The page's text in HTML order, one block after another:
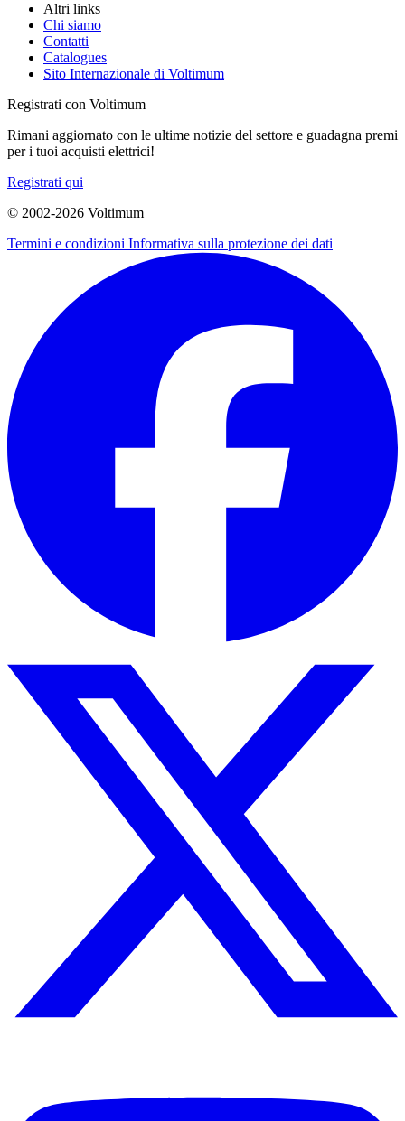
Altri links
Chi siamo
Contatti
Catalogues
Sito Internazionale di Voltimum
Registrati con Voltimum
Rimani aggiornato con le ultime notizie del settore e guadagna premi
per i tuoi acquisti elettrici!
Registrati qui
© 2002-2026 Voltimum
Termini e condizioni Informativa sulla protezione dei dati